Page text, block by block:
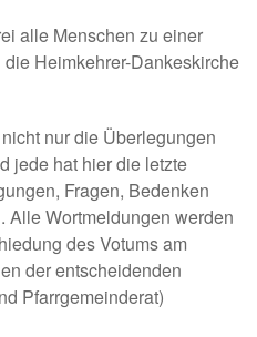
alle Menschen zu einer
Heimkehrer-Dankeskirche
nur die Überlegungen
jede hat hier die letzte
Fragen, Bedenken
Alle Wortmeldungen werden
des Votums am
der entscheidenden
Pfarrgemeinderat)